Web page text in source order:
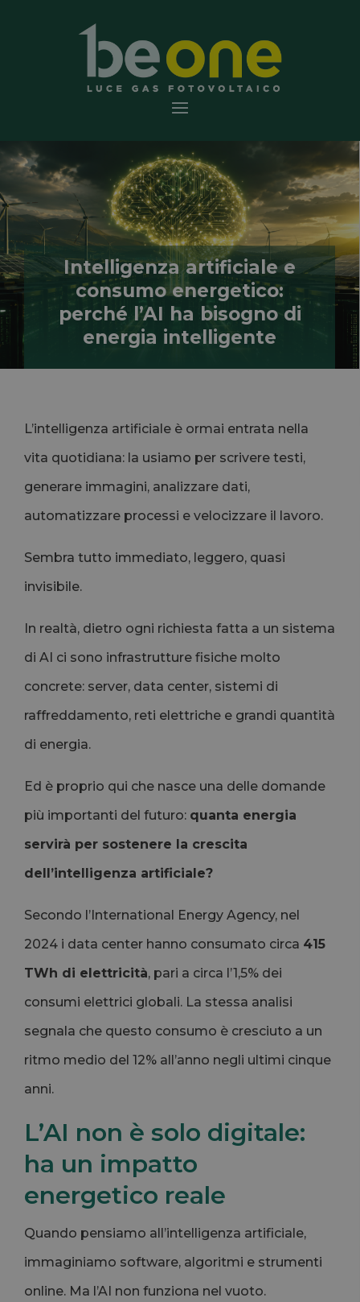
Intelligenza artificiale e
consumo energetico:
perché l’AI ha bisogno di
energia intelligente
L’intelligenza artificiale è ormai entrata nella
vita quotidiana: la usiamo per scrivere testi,
generare immagini, analizzare dati,
automatizzare processi e velocizzare il lavoro.
Sembra tutto immediato, leggero, quasi
invisibile.
In realtà, dietro ogni richiesta fatta a un sistema
di AI ci sono infrastrutture fisiche molto
concrete: server, data center, sistemi di
raffreddamento, reti elettriche e grandi quantità
di energia.
Ed è proprio qui che nasce una delle domande
più importanti del futuro: quanta energia
servirà per sostenere la crescita
dell’intelligenza artificiale?
Secondo l’International Energy Agency, nel
2024 i data center hanno consumato circa 415
TWh di elettricità, pari a circa l’1,5% dei
consumi elettrici globali. La stessa analisi
segnala che questo consumo è cresciuto a un
ritmo medio del 12% all’anno negli ultimi cinque
anni.
L’AI non è solo digitale:
ha un impatto
energetico reale
Quando pensiamo all’intelligenza artificiale,
immaginiamo software, algoritmi e strumenti
online. Ma l’AI non funziona nel vuoto.